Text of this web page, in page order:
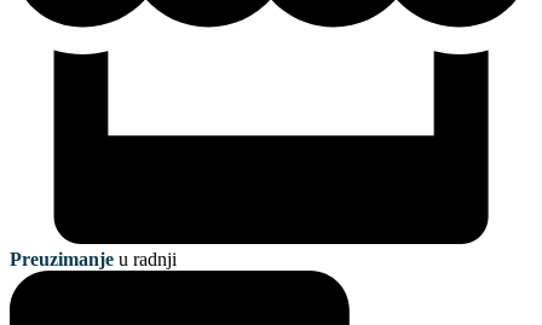
Preuzimanje u radnji